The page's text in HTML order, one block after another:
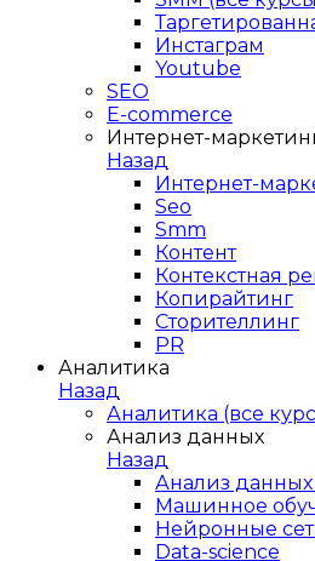
Инстаграм
Youtube
SEO
E-сommerce
Интернет-
Назад
Интернет-
Seo
Smm
Контент
Контекстная
Копирайтинг
Сторителлинг
PR
Аналитика
Назад
Аналитика (все
Анализ данных
Назад
Анализ данных
Машинное
Нейронные
Data-science